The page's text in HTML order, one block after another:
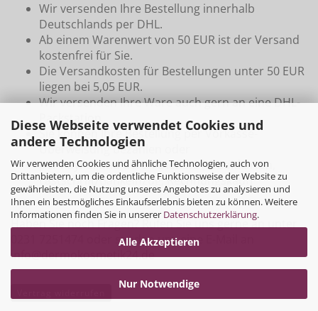
Diese Webseite verwendet Cookies und
andere Technologien
Wir verwenden Cookies und ähnliche Technologien, auch von
Drittanbietern, um die ordentliche Funktionsweise der Website zu
gewährleisten, die Nutzung unseres Angebotes zu analysieren und
Ihnen ein bestmögliches Einkaufserlebnis bieten zu können. Weitere
Informationen finden Sie in unserer Datenschutzerklärung.
Alle Akzeptieren
Nur Notwendige
Wir versenden Ihre Bestellung innerhalb
Deutschlands per DHL.
Ab einem Warenwert von 50 EUR ist der Versand
kostenfrei für Sie.
Die Versandkosten für Bestellungen unter 50 EUR
liegen bei 5,05 EUR.
Wir versenden Ihre Ware auch gern an eine DHL-
Packstation
Sie können Ihre Bestellung per Vorkasse-
Überweisung bezahlen oder
per PayPal und deren Dienste (Kreditkarten,
Lastschrift/Bankeinzug, Rechnungskauf)
Haben Sie noch Fragen? Rufen Sie uns gerne an unter
0231 7251474 oder senden uns eine E-Mail an
info@dermokosmetik24.de